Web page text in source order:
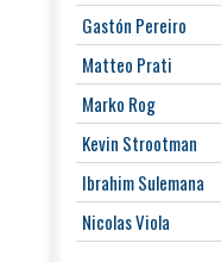
Gastón Pereiro
Matteo Prati
Marko Rog
Kevin Strootman
Ibrahim Sulemana
Nicolas Viola